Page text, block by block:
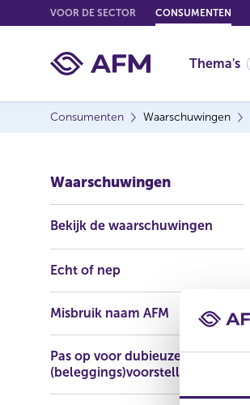
o
o
VOOR DE SECTOR CONSUMENTEN
Thema's
Consumenten Waarschuwingen
Waarschuwingen
Bekijk de waarschuwingen
Echt of nep
Misbruik naam AFM
Pas op voor dubieuze
(beleggings)voorstellen